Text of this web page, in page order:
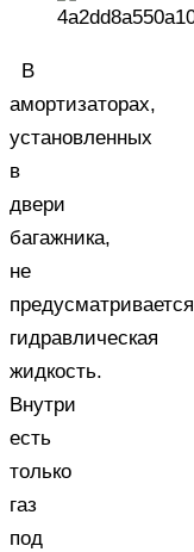
В
амортизаторах,
установленных
в
двери
багажника,
не
предусматривается
гидравлическая
жидкость.
Внутри
есть
только
газ
под